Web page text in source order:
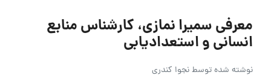
معرفی سمیرا نمازی، کارشناس منابع
انسانی و استعدادیابی
نوشته شده توسطنجوا کندری